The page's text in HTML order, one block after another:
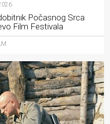
Počasnog Srca
Film Festivala